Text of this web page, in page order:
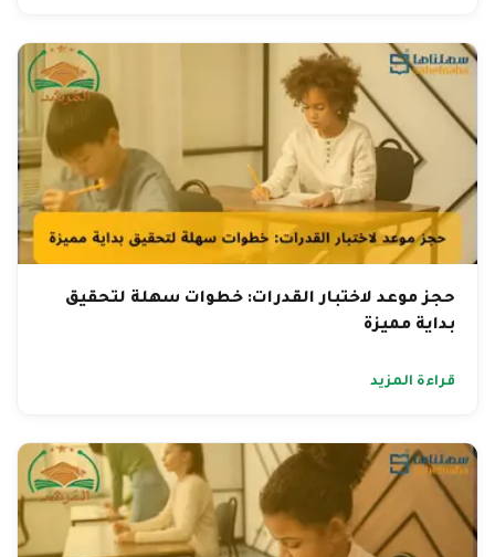
حجز موعد لاختبار القدرات: خطوات سهلة لتحقيق
بداية مميزة
قراءة المزيد